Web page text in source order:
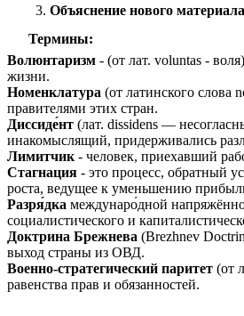
Объяснение нового
Термины:
Волюнтаризм - (от лат. voluntas -
жизни.
Номенклатура (от латинского
правителями этих стран.
Диссиде́нт (лат. dissidens —
инакомыслящий, придерживались
Лимитчик - человек, приехавший
Стагнация - это процесс, обратный
роста, ведущее к уменьшению
Разря́дка междунаро́дной
социалистического и
Доктрина Брежнева (Brezhnev
выход страны из ОВД.
Военно-стратегический паритет (от
равенства прав и обязанностей.